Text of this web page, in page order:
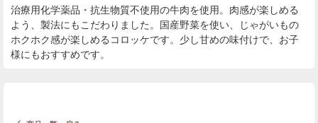
治療用化学薬品・抗生物質不使用の牛肉を使用。肉感が楽しめる
よう、製法にもこだわりました。国産野菜を使い、じゃがいもの
ホクホク感が楽しめるコロッケです。少し甘めの味付けで、お子
様にもおすすめです。